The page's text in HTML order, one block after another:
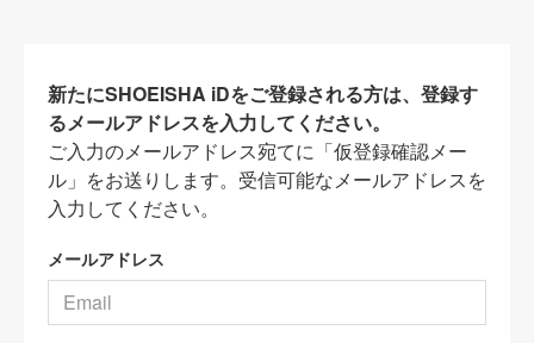
新たにSHOEISHA iDをご登録される方は、登録す
るメールアドレスを入力してください。
ご入力のメールアドレス宛てに「仮登録確認メー
ル」をお送りします。受信可能なメールアドレスを
入力してください。
メールアドレス